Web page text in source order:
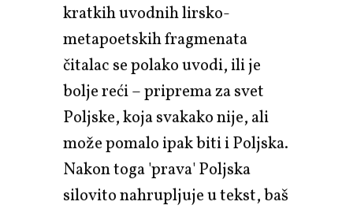
kratkih uvodnih lirsko-
metapoetskih fragmenata
čitalac se polako uvodi, ili je
bolje reći – priprema za svet
Poljske, koja svakako nije, ali
može pomalo ipak biti i Poljska.
Nakon toga 'prava' Poljska
silovito nahrupljuje u tekst, baš